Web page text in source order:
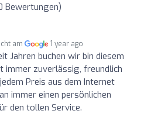
Bewertungen)
am 1 year ago
Jahren buchen wir bin diesem
immer zuverlässig, freundlich
Preis aus dem Internet
immer einen persönlichen
den tollen Service.